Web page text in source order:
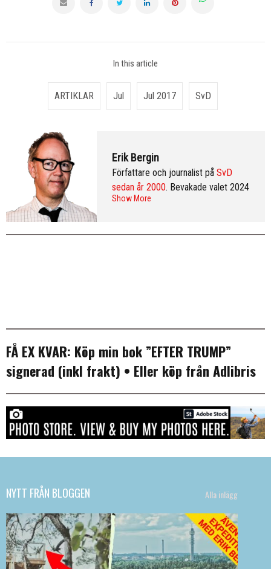
In this article
ARTIKLAR Jul Jul 2017 SvD
Erik Bergin
Författare och journalist på SvD
sedan år 2000. Bevakade valet 2024
från Washington DC och var SvD:s
Show More
FÅ EX KVAR: Köp min bok ”EFTER TRUMP”
signerad (inkl frakt) • Eller köp från Adlibris
NYTT FRÅN BLOGGEN Alla inlägg